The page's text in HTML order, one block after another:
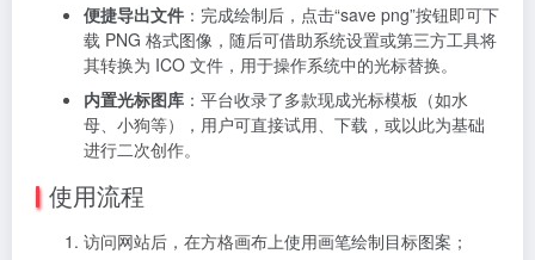
便捷导出文件 ：完成绘制后，点击“save png”按钮即可下
载 PNG 格式图像，随后可借助系统设置或第三方工具将
其转换为 ICO 文件，用于操作系统中的光标替换。
内置光标图库 ：平台收录了多款现成光标模板（如水
母、小狗等），用户可直接试用、下载，或以此为基础
进行二次创作。
使用流程
访问网站后，在方格画布上使用画笔绘制目标图案；